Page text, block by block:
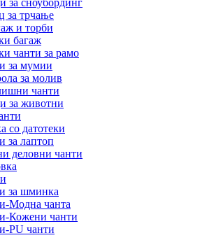
за сноубординг
за трчање
и торби
багаж
чанти за рамо
за мумии
за молив
чанти
за животни
со датотеки
за лаптоп
деловни чанти
за шминка
Модна чанта
Кожени чанти
PU чанти